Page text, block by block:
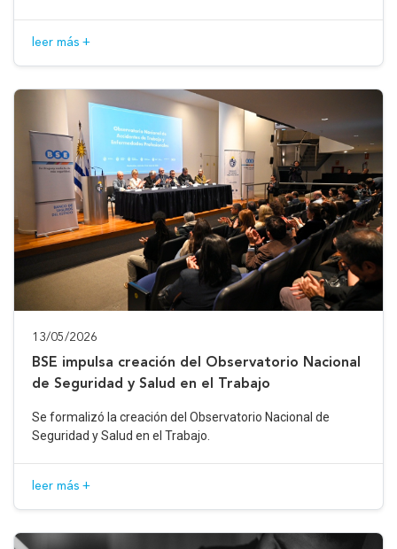
leer más +
13/05/2026
BSE impulsa creación del Observatorio Nacional
de Seguridad y Salud en el Trabajo
Se formalizó la creación del Observatorio Nacional de
Seguridad y Salud en el Trabajo.
leer más +